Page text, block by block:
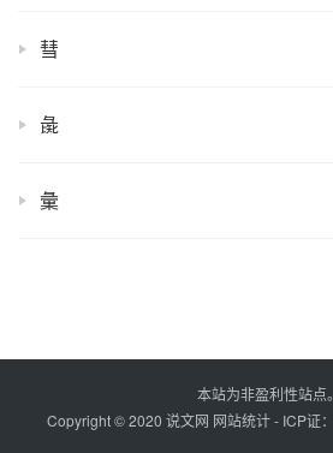
彗
彘
彙
本站为非盈利性站点。
Copyright © 2020 说文网 网站统计- ICP证：